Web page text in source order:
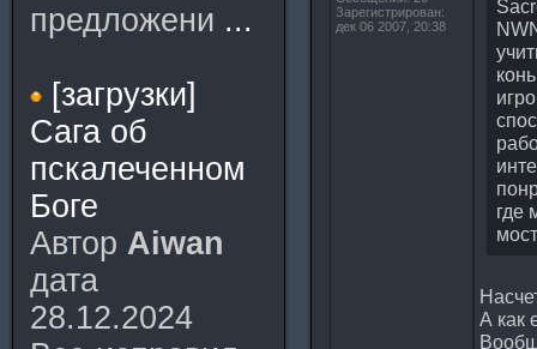
предложени ...
[загрузки]
Сага об
пскалеченном
Боге
Автор Aiwan
дата
28.12.2024
Зарегистрирован:
дек 06 2007, 20:38
где
А как